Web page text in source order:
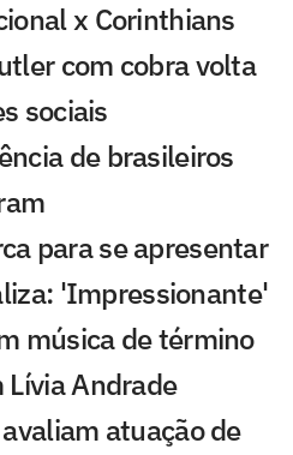
x Corinthians
com cobra volta
sociais
de brasileiros
para se apresentar
'Impressionante'
música de término
Andrade
atuação de